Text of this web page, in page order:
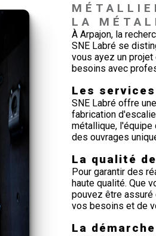
LA
À Arpajon, la
SNE Labré se
vous ayez un projet
besoins avec
Les
SNE Labré offre
fabrication
métallique,
des ouvrages
La qualité
Pour garantir des
haute qualité. Que
pouvez être assuré
vos besoins et de
La